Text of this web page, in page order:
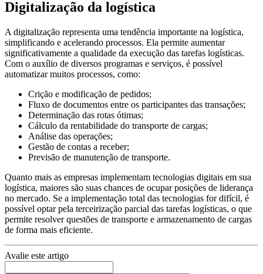
Digitalização da logística
A digitalização representa uma tendência importante na logística,
simplificando e acelerando processos. Ela permite aumentar
significativamente a qualidade da execução das tarefas logísticas.
Com o auxílio de diversos programas e serviços, é possível
automatizar muitos processos, como:
Crição e modificação de pedidos;
Fluxo de documentos entre os participantes das transações;
Determinação das rotas ótimas;
Cálculo da rentabilidade do transporte de cargas;
Análise das operações;
Gestão de contas a receber;
Previsão de manutenção de transporte.
Quanto mais as empresas implementam tecnologias digitais em sua
logística, maiores são suas chances de ocupar posições de liderança
no mercado. Se a implementação total das tecnologias for difícil, é
possível optar pela terceirização parcial das tarefas logísticas, o que
permite resolver questões de transporte e armazenamento de cargas
de forma mais eficiente.
Avalie este artigo